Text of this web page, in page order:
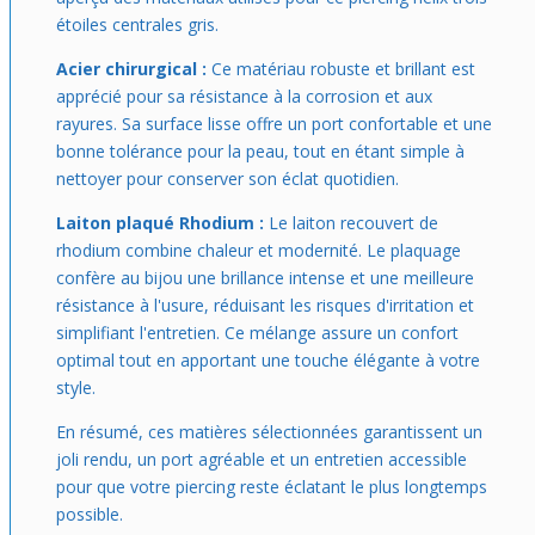
étoiles centrales gris.
Acier chirurgical : Ce matériau robuste et brillant est
apprécié pour sa résistance à la corrosion et aux
rayures. Sa surface lisse offre un port confortable et une
bonne tolérance pour la peau, tout en étant simple à
nettoyer pour conserver son éclat quotidien.
Laiton plaqué Rhodium : Le laiton recouvert de
rhodium combine chaleur et modernité. Le plaquage
confère au bijou une brillance intense et une meilleure
résistance à l'usure, réduisant les risques d'irritation et
simplifiant l'entretien. Ce mélange assure un confort
optimal tout en apportant une touche élégante à votre
style.
En résumé, ces matières sélectionnées garantissent un
joli rendu, un port agréable et un entretien accessible
pour que votre piercing reste éclatant le plus longtemps
possible.